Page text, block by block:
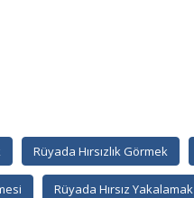
Rüyada Hırsızlık Görmek
Rüyada Hırsız Yakalamak